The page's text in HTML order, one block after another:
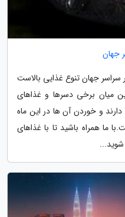
جهان
جهان تنوع غذایی بالاست
میان برخی دسرها و غذاهای
و خوردن آن ها در این ماه
ما همراه باشید تا با غذاهای